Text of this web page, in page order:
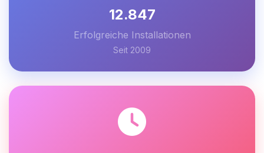
12.847
Erfolgreiche Installationen
Seit 2009